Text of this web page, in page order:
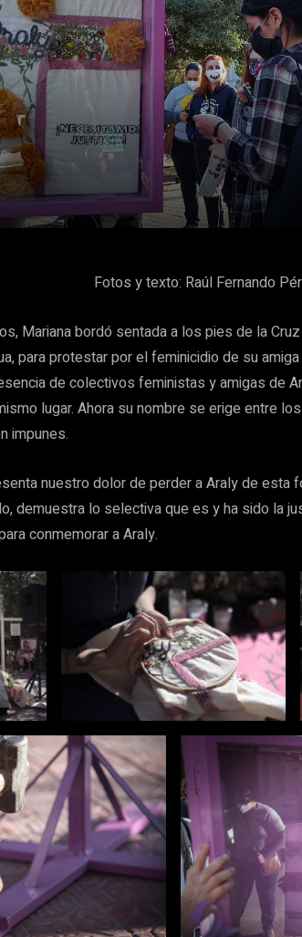
Fotos y texto: Raúl Fernando
Mariana bordó sentada a los pies de la
para protestar por el feminicidio de su
de colectivos feministas y amigas de
lugar. Ahora su nombre se erige entre
impunes.
nuestro dolor de perder a Araly de esta
demuestra lo selectiva que es y ha sido la
conmemorar a Araly.